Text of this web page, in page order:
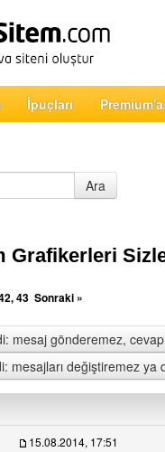
İpuçları
Ara
Grafikerleri
,43 Sonraki »
mesaj gönderemez,
mesajları değiştiremez ya
15.08.2014, 17:51